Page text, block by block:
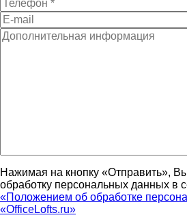
Нажимая на кнопку «Отправить»,
обработку персональных данных в
«Положением об обработке
«OfficeLofts.ru»